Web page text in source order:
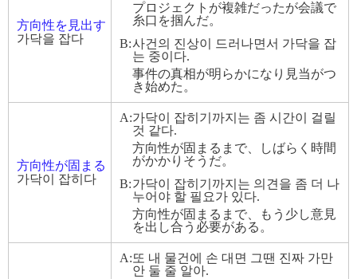
方向性を見出す
가닥을 잡다
プロジェクトが複雑だったが会議で
糸口を掴んだ。
B:사건의 진상이 드러나면서 가닥을 잡
는 중이다.
事件の真相が明らかになり見当がつ
き始めた。
方向性が固まる
가닥이 잡히다
A:가닥이 잡히기까지는 좀 시간이 걸릴
것 같다.
方向性が固まるまで、しばらく時間
がかかりそうだ。
B:가닥이 잡히기까지는 의견을 좀 더 나
누어야 할 필요가 있다.
方向性が固まるまで、もう少し意見
を出し合う必要がある。
A:또 내 물건에 손 대면 그땐 진짜 가만
안 둘 줄 알아.